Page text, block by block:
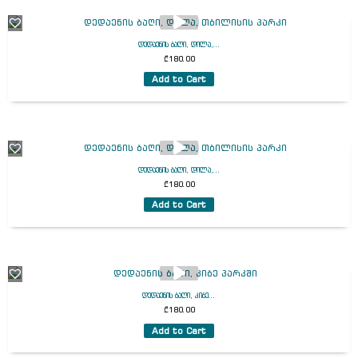
დედაენის ბაღი, დილა,...
₾180.00
Add to Cart
დედაენის ბაღი, დილა,...
₾180.00
Add to Cart
დედაენის ბაღი, კიბე...
₾180.00
Add to Cart